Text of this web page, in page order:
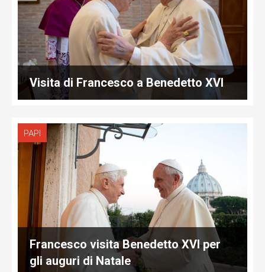
Visita di Francesco a Benedetto XVI
PAPI
Francesco visita Benedetto XVI per
gli auguri di Natale